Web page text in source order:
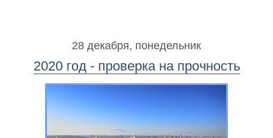
28 декабря, понедельник
2020 год - проверка на прочность